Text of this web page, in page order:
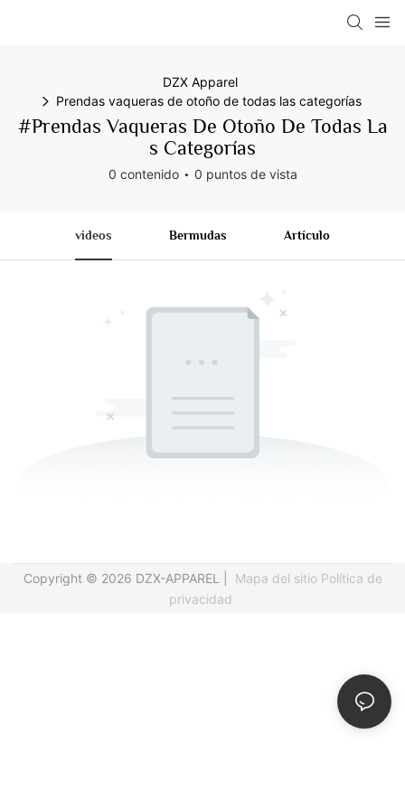
DZX Apparel
Prendas vaqueras de otoño de todas las categorías
#Prendas Vaqueras De Otoño De Todas La
S Categorías
0 contenido 0 puntos de vista
videos Bermudas Artículo
Copyright © 2026 DZX-APPAREL | Mapa del sitio Política de
privacidad